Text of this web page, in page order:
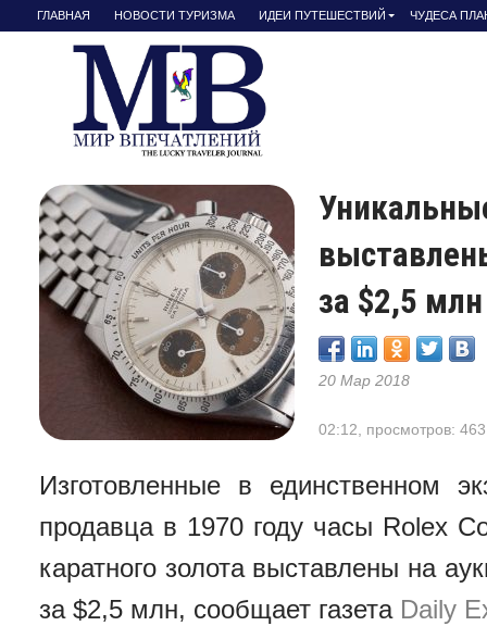
ГЛАВНАЯ НОВОСТИ ТУРИЗМА ИДЕИ ПУТЕШЕСТВИЙ ЧУДЕСА
за $2,5 млн
20 Мар 2018
02:12, просмотров: 463
Изготовленные в единственном
продавца в 1970 году часы Rolex
каратного золота выставлены на
за $2,5 млн, сообщает газета Daily